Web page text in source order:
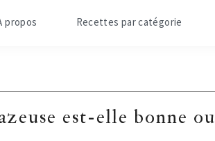
propos Recettes par catégorie
est-elle bonne ou